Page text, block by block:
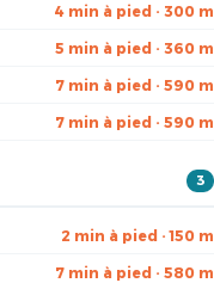
4 min à pied · 300 m
5 min à pied · 360 m
7 min à pied · 590 m
7 min à pied · 590 m
3
2 min à pied · 150 m
7 min à pied · 580 m